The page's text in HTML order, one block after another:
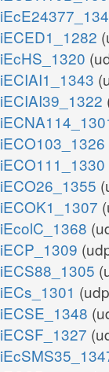
iECED1_1282
iEcHS_1320
iECIAI1_1343
iECIAI39_1322
iECO103_1326
iECO111_1330
iECO26_1355
iECOK1_1307
iEcolC_1368
iECP_1309
iECS88_1305
iECs_1301
iECSE_1348
iECSF_1327